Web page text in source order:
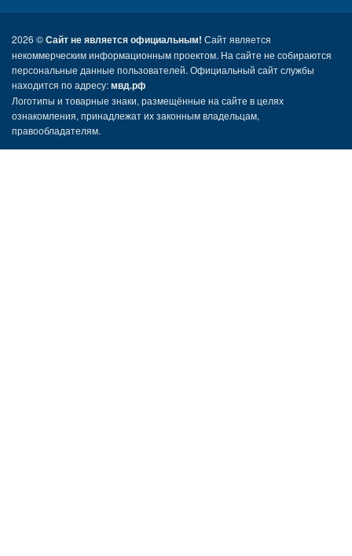
2026 ©Сайт не является официальным! Сайт является
некоммерческим информационным проектом. На сайте не собираются
персональные данные пользователей. Официальный сайт службы
находится по адресу:мвд.рф
Логотипы и товарные знаки, размещённые на сайте в целях
ознакомления, принадлежат их законным владельцам,
правообладателям.